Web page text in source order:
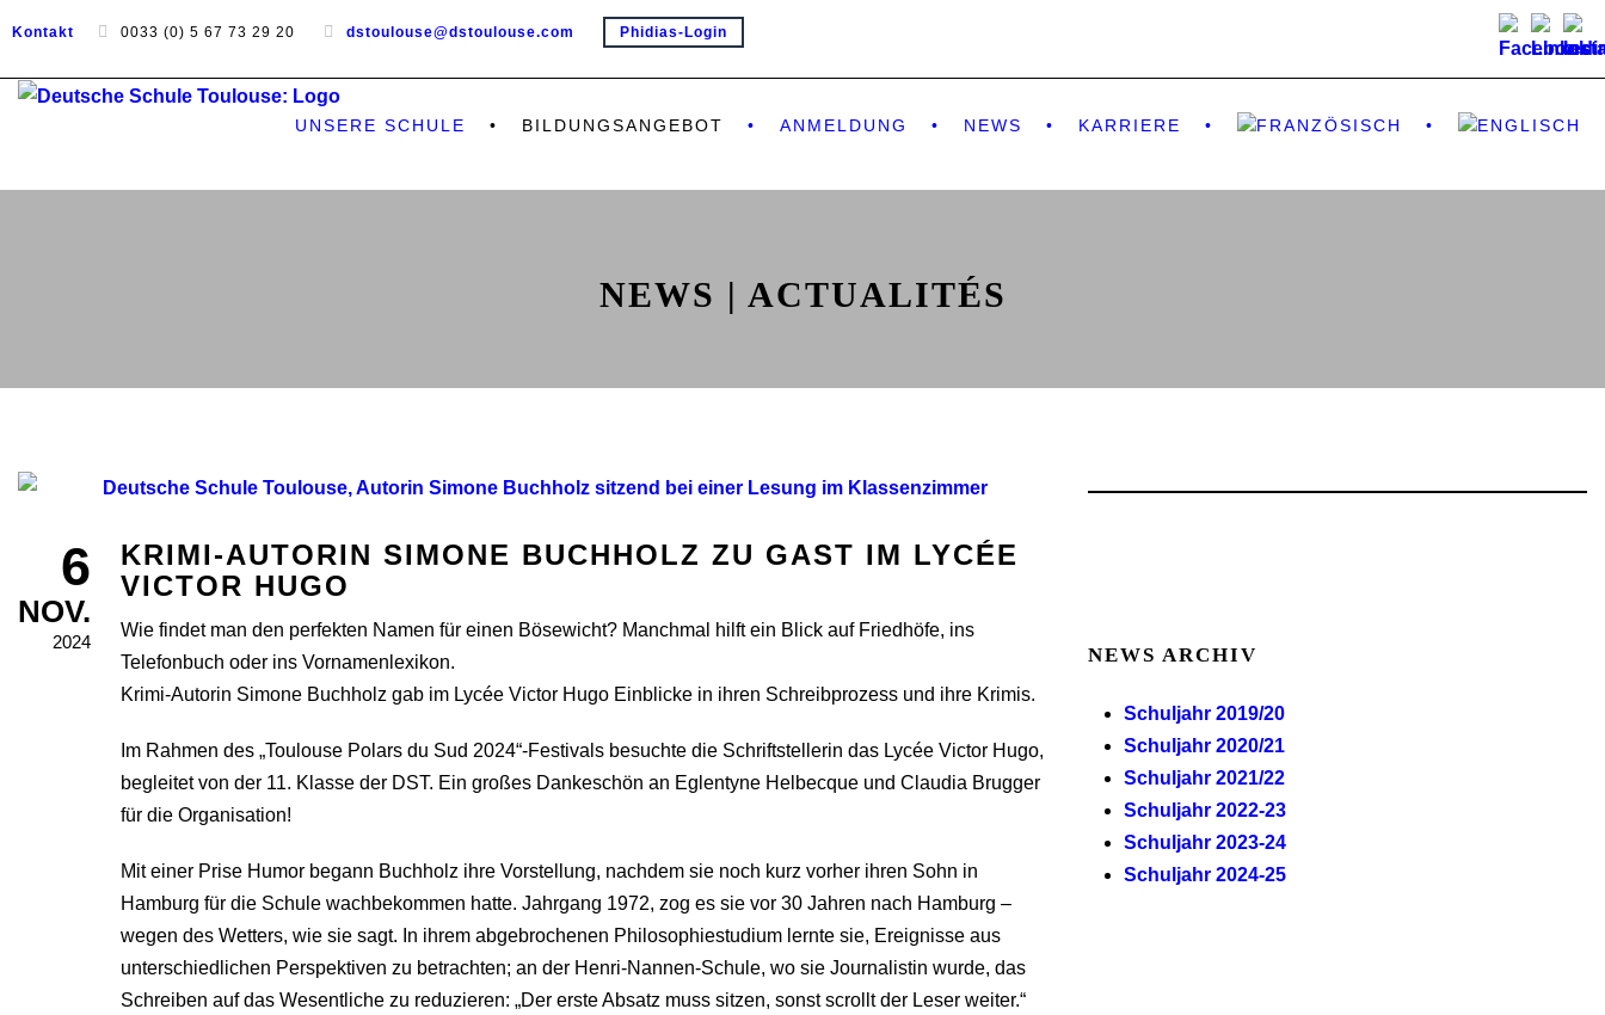
Kontakt 0033 (0) 5 67 73 29 20 dstoulouse@dstoulouse.com Phidias-Login
UNSERE SCHULE BILDUNGSANGEBOT ANMELDUNG NEWS KARRIERE
NEWS | ACTUALITÉS
6
NOV.
2024
KRIMI-AUTORIN SIMONE BUCHHOLZ ZU GAST IM LYCÉE
VICTOR HUGO
Wie findet man den perfekten Namen für einen Bösewicht? Manchmal hilft ein Blick auf Friedhöfe, ins
Telefonbuch oder ins Vornamenlexikon.
Krimi-Autorin Simone Buchholz gab im Lycée Victor Hugo Einblicke in ihren Schreibprozess und ihre Krimis.
Im Rahmen des „Toulouse Polars du Sud 2024“-Festivals besuchte die Schriftstellerin das Lycée Victor Hugo,
begleitet von der 11. Klasse der DST. Ein großes Dankeschön an Eglentyne Helbecque und Claudia Brugger
für die Organisation!
Mit einer Prise Humor begann Buchholz ihre Vorstellung, nachdem sie noch kurz vorher ihren Sohn in
Hamburg für die Schule wachbekommen hatte. Jahrgang 1972, zog es sie vor 30 Jahren nach Hamburg –
wegen des Wetters, wie sie sagt. In ihrem abgebrochenen Philosophiestudium lernte sie, Ereignisse aus
unterschiedlichen Perspektiven zu betrachten; an der Henri-Nannen-Schule, wo sie Journalistin wurde, das
Schreiben auf das Wesentliche zu reduzieren: „Der erste Absatz muss sitzen, sonst scrollt der Leser weiter.“
NEWS ARCHIV
Schuljahr 2019/20
Schuljahr 2020/21
Schuljahr 2021/22
Schuljahr 2022-23
Schuljahr 2023-24
Schuljahr 2024-25